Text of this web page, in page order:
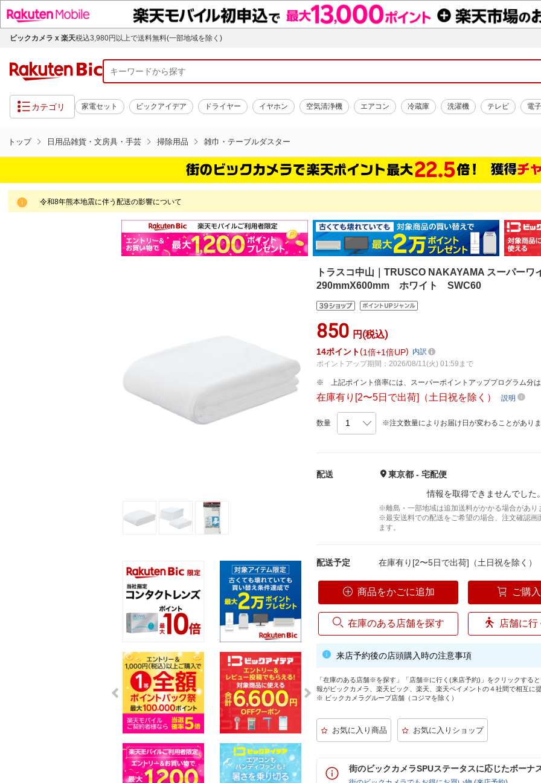
ビックカメラ x 楽天税込3,980円以上で送料無料(一部地域を除く)
カテゴリ 家電セット ビックアイデア ドライヤー イヤホン 空気清浄機 エアコン 冷蔵庫 洗濯機 テレビ 電
トップ 日用品雑貨・文房具・手芸 掃除用品 雑巾・テーブルダスター
令和8年熊本地震に伴う配送の影響について
トラスコ中山｜TRUSCO NAKAYAMA スーパー
290mmX600mm ホワイト SWC60
850 円(税込)
14ポイント 1倍 1倍UP
内訳
ポイントアップ期間：2026/08/11(火) 01:59まで
上記ポイント倍率には、スーパーポイントアッププログラム分
在庫有り[2〜5日で出荷]（土日祝を除く）説明
数量 ※注文数量によりお届け日が変わることがあり
配送
東京都 - 宅配便
情報を取得できませんでし
※離島・一部地域は追加送料がかかる場合があり
※最安送料での配送をご希望の場合、注文確認
ます。
配送予定 在庫有り[2〜5日で出荷]（土日祝を除く）
商品をかごに追加 ご購
在庫のある店舗を探す 店舗に
来店予約後の店頭購入時の注意事項
「在庫のある店舗※を探す」「店舗※に行く(来店予約)」をクリックする
報がビックカメラ、楽天ビック、楽天、楽天ペイメントの４社間で相互に
※ ビックカメラグループ店舗（コジマを除く）
街のビックカメラSPUステータスに応じたボーナ